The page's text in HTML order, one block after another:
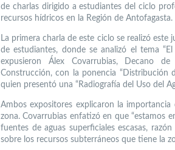
de charlas dirigido a estudiantes del ciclo
recursos hídricos en la Región de Antofagasta.
La primera charla de este ciclo se realizó
de estudiantes, donde se analizó el tema
expusieron Álex Covarrubias, Decano
Construcción, con la ponencia “Distribución
quien presentó una “Radiografía del Uso del
Ambos expositores explicaron la
zona. Covarrubias enfatizó en que “estamos
fuentes de aguas superficiales escasas,
sobre los recursos subterráneos que tiene la